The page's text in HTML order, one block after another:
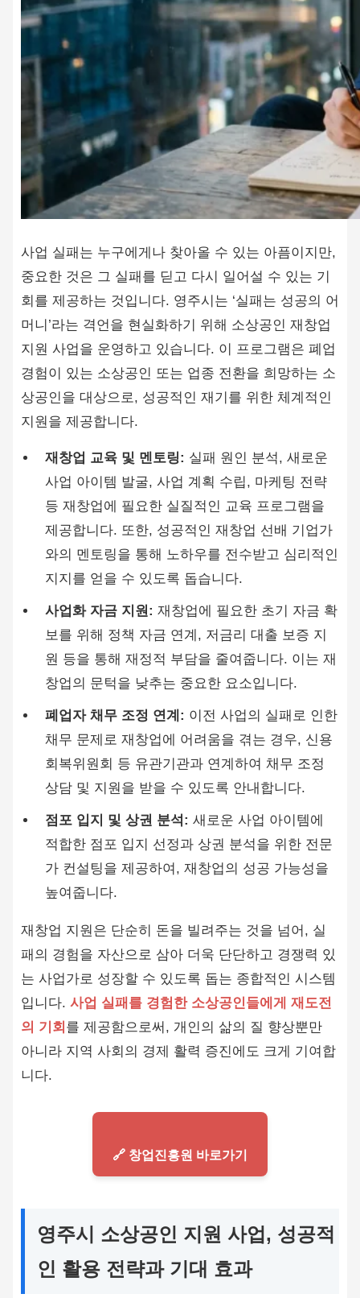
사업 실패는 누구에게나 찾아올 수 있는 아픔이지만,
중요한 것은 그 실패를 딛고 다시 일어설 수 있는 기
회를 제공하는 것입니다. 영주시는 ‘실패는 성공의 어
머니’라는 격언을 현실화하기 위해 소상공인 재창업
지원 사업을 운영하고 있습니다. 이 프로그램은 폐업
경험이 있는 소상공인 또는 업종 전환을 희망하는 소
상공인을 대상으로, 성공적인 재기를 위한 체계적인
지원을 제공합니다.
재창업 교육 및 멘토링: 실패 원인 분석, 새로운
사업 아이템 발굴, 사업 계획 수립, 마케팅 전략
등 재창업에 필요한 실질적인 교육 프로그램을
제공합니다. 또한, 성공적인 재창업 선배 기업가
와의 멘토링을 통해 노하우를 전수받고 심리적인
지지를 얻을 수 있도록 돕습니다.
사업화 자금 지원: 재창업에 필요한 초기 자금 확
보를 위해 정책 자금 연계, 저금리 대출 보증 지
원 등을 통해 재정적 부담을 줄여줍니다. 이는 재
창업의 문턱을 낮추는 중요한 요소입니다.
폐업자 채무 조정 연계: 이전 사업의 실패로 인한
채무 문제로 재창업에 어려움을 겪는 경우, 신용
회복위원회 등 유관기관과 연계하여 채무 조정
상담 및 지원을 받을 수 있도록 안내합니다.
점포 입지 및 상권 분석: 새로운 사업 아이템에
적합한 점포 입지 선정과 상권 분석을 위한 전문
가 컨설팅을 제공하여, 재창업의 성공 가능성을
높여줍니다.
재창업 지원은 단순히 돈을 빌려주는 것을 넘어, 실
패의 경험을 자산으로 삼아 더욱 단단하고 경쟁력 있
는 사업가로 성장할 수 있도록 돕는 종합적인 시스템
입니다. 사업 실패를 경험한 소상공인들에게 재도전
의 기회 를 제공함으로써, 개인의 삶의 질 향상뿐만
아니라 지역 사회의 경제 활력 증진에도 크게 기여합
니다.
🔗 창업진흥원 바로가기
영주시 소상공인 지원 사업, 성공적
인 활용 전략과 기대 효과